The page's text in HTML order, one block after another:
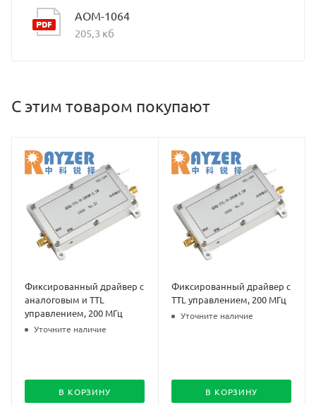
АОМ-1064
205,3 кб
С этим товаром покупают
Фиксированный драйвер с
аналоговым и TTL
управлением, 200 МГц
Уточните наличие
В КОРЗИНУ
Фиксированный драйвер с
TTL управлением, 200 МГц
Уточните наличие
В КОРЗИНУ